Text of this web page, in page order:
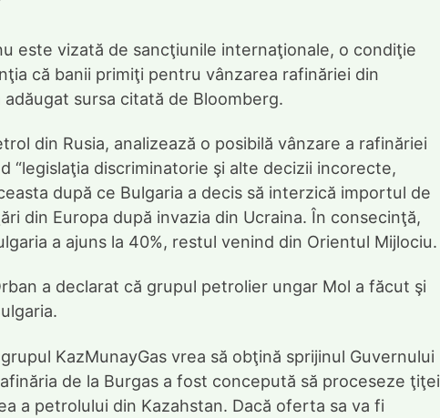
este vizată de sancţiunile internaţionale, o condiţie
că banii primiţi pentru vânzarea rafinăriei din
sursa citată de Bloomberg.
din Rusia, analizează o posibilă vânzare a rafinăriei
“legislaţia discriminatorie şi alte decizii incorecte,
după ce Bulgaria a decis să interzică importul de
din Europa după invazia din Ucraina. În consecinţă,
a ajuns la 40%, restul venind din Orientul Mijlociu.
a declarat că grupul petrolier ungar Mol a făcut şi
KazMunayGas vrea să obţină sprijinul Guvernului
de la Burgas a fost concepută să proceseze ţiţei
a petrolului din Kazahstan. Dacă oferta sa va fi